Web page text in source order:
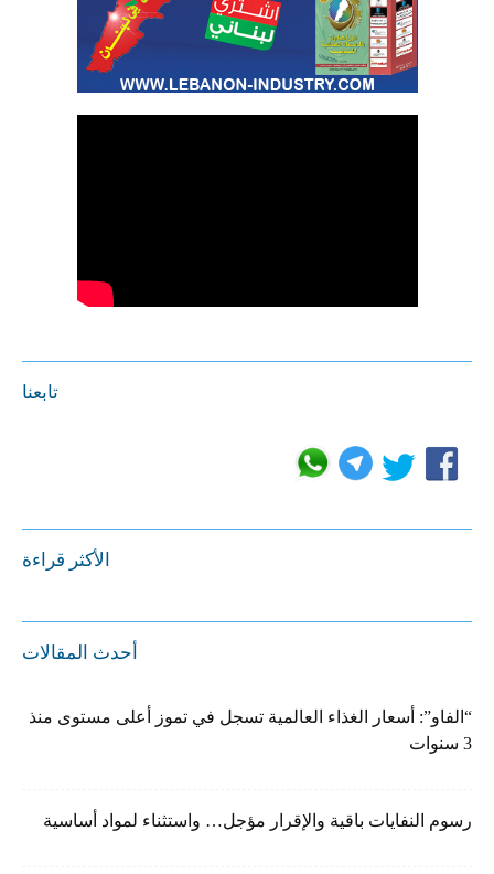
تابعنا
الأكثر قراءة
أحدث المقالات
“الفاو”: أسعار الغذاء العالمية تسجل في تموز أعلى مستوى منذ
3 سنوات
رسوم النفايات باقية والإقرار مؤجل… واستثناء لمواد أساسية